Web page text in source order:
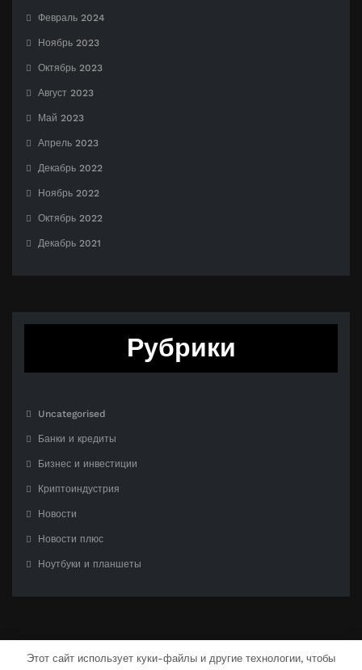
Февраль 2024
Ноябрь 2023
Октябрь 2023
Август 2023
Май 2023
Апрель 2023
Декабрь 2022
Ноябрь 2022
Октябрь 2022
Декабрь 2021
Рубрики
Uncategorised
Банки и кредиты
Бизнес и инвестиции
Криптоиндустрия
Новости
Новости плюс
Ноутбуки и планшеты
Этот сайт использует куки-файлы и другие технологии, чтобы